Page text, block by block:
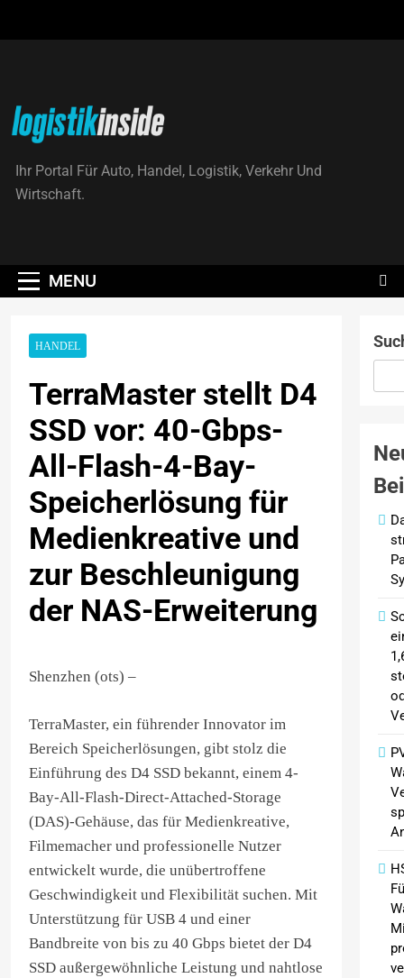
Logistik|Inside
Ihr Portal Für Auto, Handel, Logistik, Verkehr Und
Wirtschaft.
MENU
HANDEL
TerraMaster stellt D4
SSD vor: 40-Gbps-
All-Flash-4-Bay-
Speicherlösung für
Medienkreative und
zur Beschleunigung
der NAS-Erweiterung
Shenzhen (ots) –
TerraMaster, ein führender Innovator im
Bereich Speicherlösungen, gibt stolz die
Einführung des D4 SSD bekannt, einem 4-
Bay-All-Flash-Direct-Attached-Storage
(DAS)-Gehäuse, das für Medienkreative,
Filmemacher und professionelle Nutzer
entwickelt wurde, die unübertroffene
Geschwindigkeit und Flexibilität suchen. Mit
Unterstützung für USB 4 und einer
Bandbreite von bis zu 40 Gbps bietet der D4
SSD außergewöhnliche Leistung und nahtlose